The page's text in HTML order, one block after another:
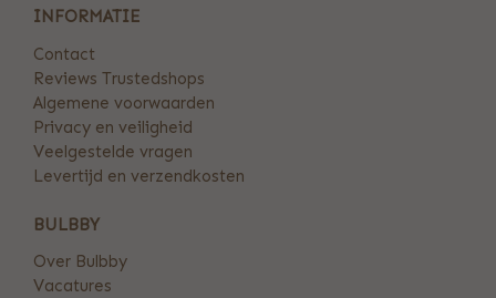
INFORMATIE
Contact
Reviews Trustedshops
Algemene voorwaarden
Privacy en veiligheid
Veelgestelde vragen
Levertijd en verzendkosten
BULBBY
Over Bulbby
Vacatures